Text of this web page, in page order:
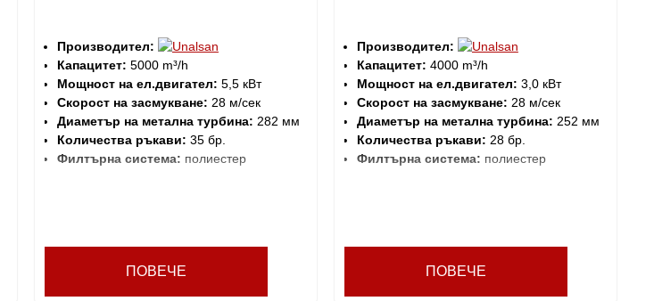
Производител:
Капацитет: 5000 m³/h
Мощност на ел.двигател: 5,5 кВт
Скорост на засмукване: 28 м/сек
Диаметър на метална турбина: 282 мм
Количества ръкави: 35 бр.
Филтърна система: полиестер
ПОВЕЧЕ
Производител:
Капацитет: 4000 m³/h
Мощност на ел.двигател: 3,0 кВт
Скорост на засмукване: 28 м/сек
Диаметър на метална турбина: 252 мм
Количества ръкави: 28 бр.
Филтърна система: полиестер
ПОВЕЧЕ